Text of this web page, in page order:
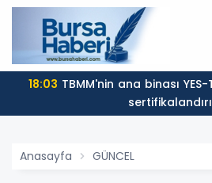
18:03
Anasayfa GÜNCEL